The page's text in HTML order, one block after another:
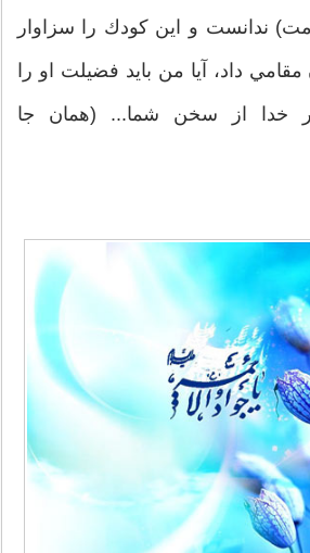
ندانست و اين كودك را سزاوار
داد، آيا من بايد فضيلت او را
بر خدا از سخن شما... (همان جا